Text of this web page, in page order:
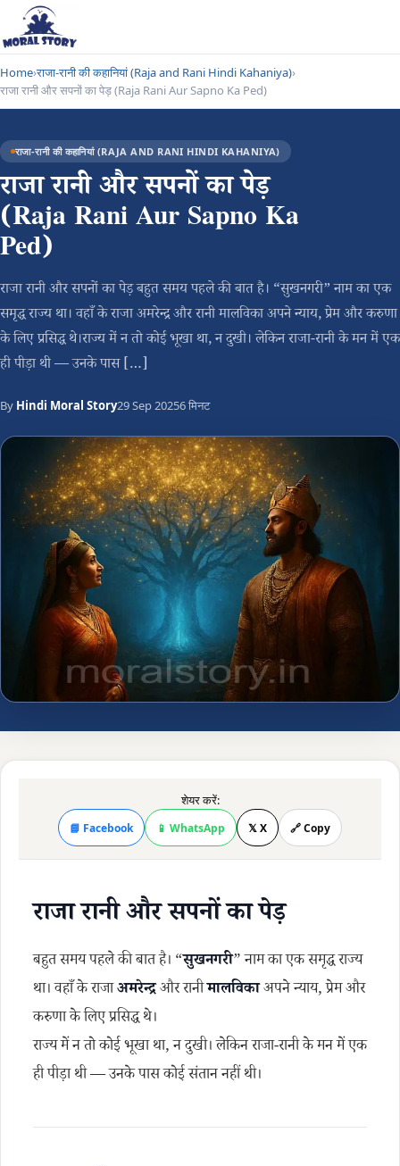
Home›राजा-रानी की कहानियां (Raja and Rani Hindi Kahaniya)›
राजा रानी और सपनों का पेड़ (Raja Rani Aur Sapno Ka Ped)
राजा-रानी की कहानियां (RAJA AND RANI HINDI KAHANIYA)
राजा रानी और सपनों का पेड़
(Raja Rani Aur Sapno Ka
Ped)
राजा रानी और सपनों का पेड़ बहुत समय पहले की बात है। “सुखनगरी” नाम का एक
समृद्ध राज्य था। वहाँ के राजा अमरेन्द्र और रानी मालविका अपने न्याय, प्रेम और करुणा
के लिए प्रसिद्ध थे।राज्य में न तो कोई भूखा था, न दुखी। लेकिन राजा-रानी के मन में एक
ही पीड़ा थी — उनके पास […]
By Hindi Moral Story29 Sep 20256 मिनट
शेयर करें:
📘 Facebook 📱 WhatsApp 𝕏 X 🔗 Copy
राजा रानी और सपनों का पेड़
बहुत समय पहले की बात है। “सुखनगरी” नाम का एक समृद्ध राज्य
था। वहाँ के राजाअमरेन्द्रऔर रानीमालविकाअपने न्याय, प्रेम और
करुणा के लिए प्रसिद्ध थे।
राज्य में न तो कोई भूखा था, न दुखी। लेकिन राजा-रानी के मन में एक
ही पीड़ा थी — उनके पास कोई संतान नहीं थी।